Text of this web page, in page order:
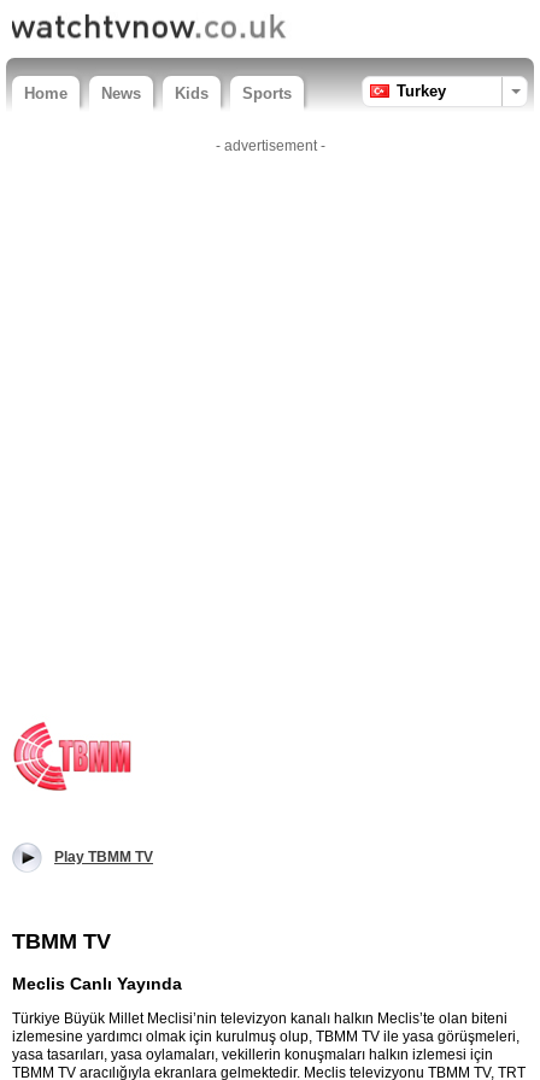
Home News Kids Sports Turkey
- advertisement -
Play TBMM TV
TBMM TV
Meclis Canlı Yayında
Türkiye Büyük Millet Meclisi’nin televizyon kanalı halkın Meclis’te olan biteni
izlemesine yardımcı olmak için kurulmuş olup, TBMM TV ile yasa görüşmeleri,
yasa tasarıları, yasa oylamaları, vekillerin konuşmaları halkın izlemesi için
TBMM TV aracılığıyla ekranlara gelmektedir. Meclis televizyonu TBMM TV, TRT